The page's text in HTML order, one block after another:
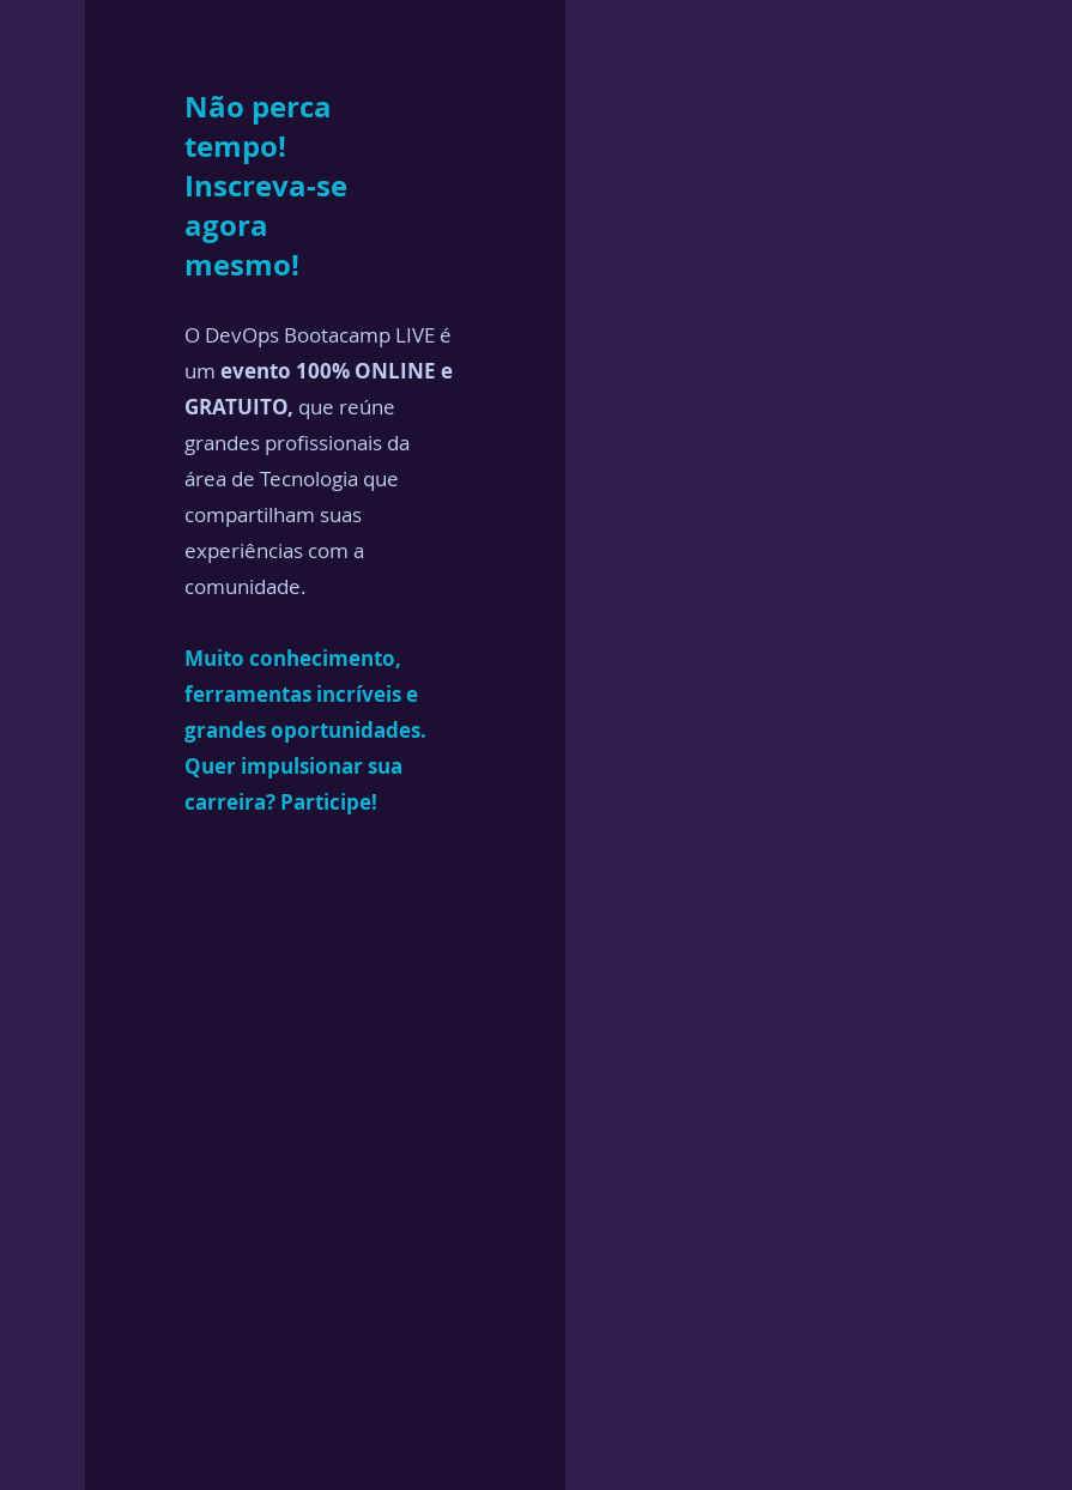
Não perca
tempo!
Inscreva-se
agora
mesmo!
O DevOps Bootacamp LIVE é
um evento 100% ONLINE e
GRATUITO, que reúne
grandes profissionais da
área de Tecnologia que
compartilham suas
experiências com a
comunidade.
Muito conhecimento,
ferramentas incríveis e
grandes oportunidades.
Quer impulsionar sua
carreira? Participe!